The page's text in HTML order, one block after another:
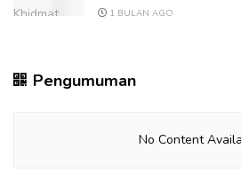
1 BULAN AGO
Pengumuman
No Content